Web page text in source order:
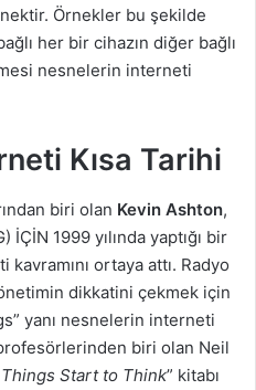
Örnekler bu şekilde
her bir cihazın diğer bağlı
nesnelerin interneti
Kısa Tarihi
biri olan Kevin Ashton,
1999 yılında yaptığı bir
ortaya attı. Radyo
dikkatini çekmek için
yanı nesnelerin interneti
biri olan Neil
Start to Think” kitabı